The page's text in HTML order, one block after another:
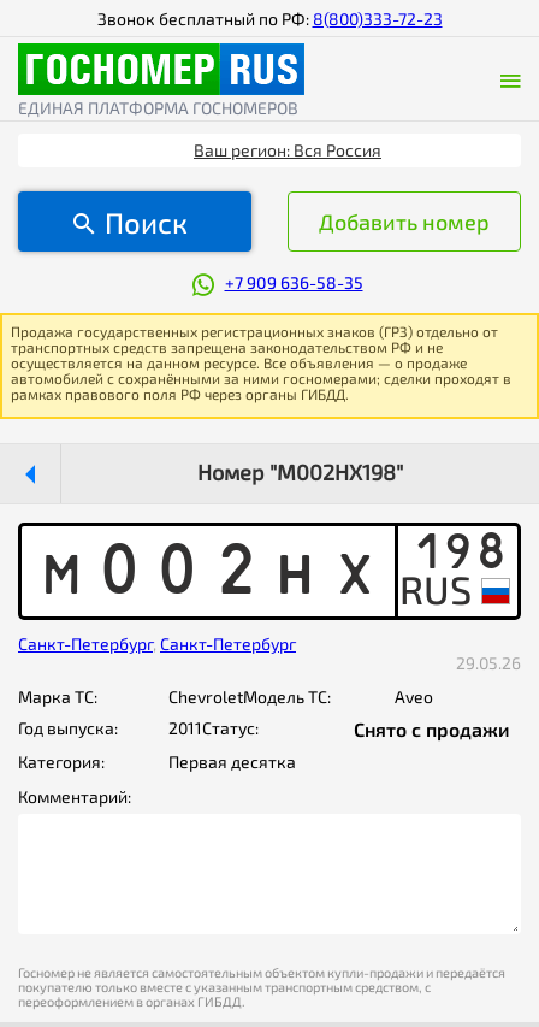
Звонок бесплатный по РФ: 8(800)333-72-23
ЕДИНАЯ ПЛАТФОРМА ГОСНОМЕРОВ
Ваш регион: Вся Россия
Поиск Добавить номер
+7 909 636-58-35
Продажа государственных регистрационных знаков (ГРЗ) отдельно от
транспортных средств запрещена законодательством РФ и не
осуществляется на данном ресурсе. Все объявления — о продаже
автомобилей с сохранёнными за ними госномерами; сделки проходят в
рамках правового поля РФ через органы ГИБДД.
Номер "М002НХ198"
M 0 0 2 H X 198
Санкт-Петербург, Санкт-Петербург
29.05.26
Марка ТС:
ChevroletМодель ТС:
Aveo
Год выпуска:
2011Статус: Снято с продажи
Категория:
Первая десятка
Комментарий:
Госномер не является самостоятельным объектом купли-продажи и передаётся
покупателю только вместе с указанным транспортным средством, с
переоформлением в органах ГИБДД.